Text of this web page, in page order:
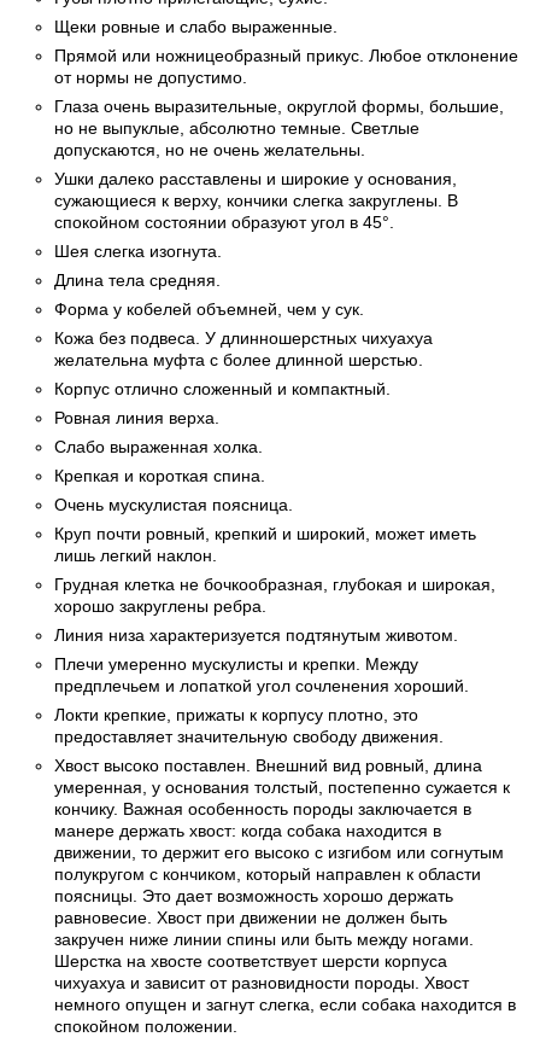
Щеки ровные и слабо выраженные.
Прямой или ножницеобразный прикус. Любое отклонение
от нормы не допустимо.
Глаза очень выразительные, округлой формы, большие,
но не выпуклые, абсолютно темные. Светлые
допускаются, но не очень желательны.
Ушки далеко расставлены и широкие у основания,
сужающиеся к верху, кончики слегка закруглены. В
спокойном состоянии образуют угол в 45°.
Шея слегка изогнута.
Длина тела средняя.
Форма у кобелей объемней, чем у сук.
Кожа без подвеса. У длинношерстных чихуахуа
желательна муфта с более длинной шерстью.
Корпус отлично сложенный и компактный.
Ровная линия верха.
Слабо выраженная холка.
Крепкая и короткая спина.
Очень мускулистая поясница.
Круп почти ровный, крепкий и широкий, может иметь
лишь легкий наклон.
Грудная клетка не бочкообразная, глубокая и широкая,
хорошо закруглены ребра.
Линия низа характеризуется подтянутым животом.
Плечи умеренно мускулисты и крепки. Между
предплечьем и лопаткой угол сочленения хороший.
Локти крепкие, прижаты к корпусу плотно, это
предоставляет значительную свободу движения.
Хвост высоко поставлен. Внешний вид ровный, длина
умеренная, у основания толстый, постепенно сужается к
кончику. Важная особенность породы заключается в
манере держать хвост: когда собака находится в
движении, то держит его высоко с изгибом или согнутым
полукругом с кончиком, который направлен к области
поясницы. Это дает возможность хорошо держать
равновесие. Хвост при движении не должен быть
закручен ниже линии спины или быть между ногами.
Шерстка на хвосте соответствует шерсти корпуса
чихуахуа и зависит от разновидности породы. Хвост
немного опущен и загнут слегка, если собака находится в
спокойном положении.